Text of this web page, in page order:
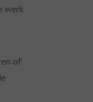
werk.
of